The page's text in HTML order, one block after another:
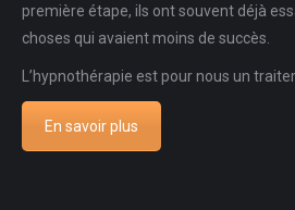
première étape, ils ont souvent déjà
choses qui avaient moins de succès.
L’hypnothérapie est pour nous un
En savoir plus